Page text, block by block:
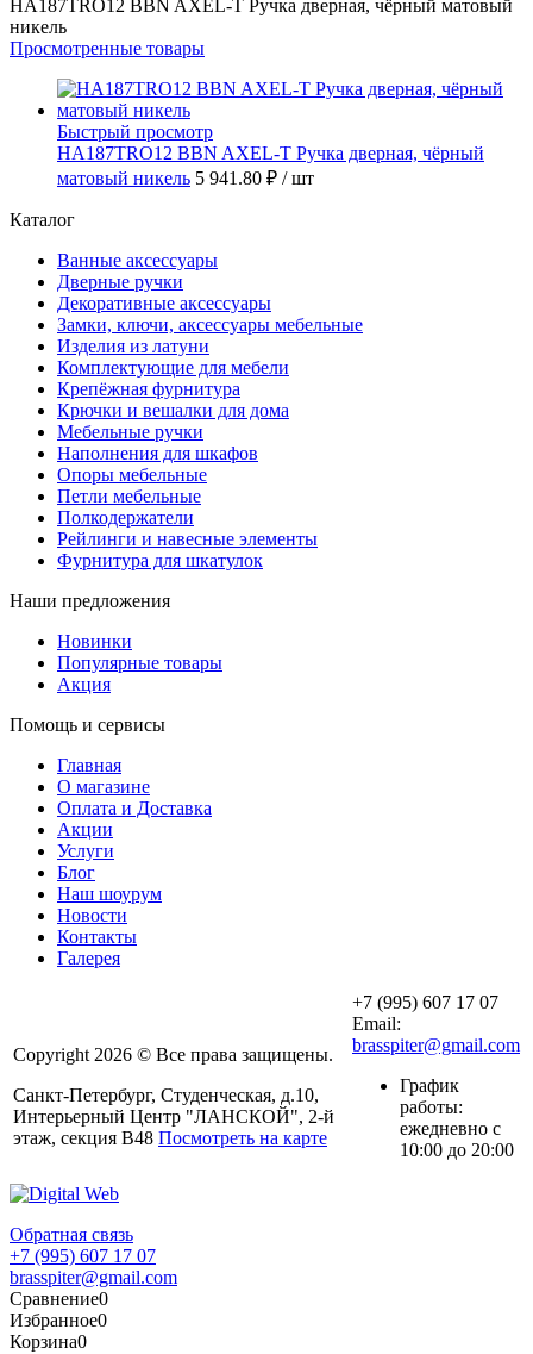
HA187TRO12 BBN AXEL-T Ручка дверная, чёрный матовый
никель
Просмотренные товары
Быстрый просмотр
HA187TRO12 BBN AXEL-T Ручка дверная, чёрный
матовый никель 5 941.80 ₽ / шт
Каталог
Ванные аксессуары
Дверные ручки
Декоративные аксессуары
Замки, ключи, аксессуары мебельные
Изделия из латуни
Комплектующие для мебели
Крепёжная фурнитура
Крючки и вешалки для дома
Мебельные ручки
Наполнения для шкафов
Опоры мебельные
Петли мебельные
Полкодержатели
Рейлинги и навесные элементы
Фурнитура для шкатулок
Наши предложения
Новинки
Популярные товары
Акция
Помощь и сервисы
Главная
О магазине
Оплата и Доставка
Акции
Услуги
Блог
Наш шоурум
Новости
Контакты
Галерея
Copyright 2026 © Все права защищены.
Санкт-Петербург, Студенческая, д.10,
Интерьерный Центр "ЛАНСКОЙ", 2-й
этаж, секция В48 Посмотреть на карте
+7 (995) 607 17 07
Email:
brasspiter@gmail.com
График
работы:
ежедневно с
10:00 до 20:00
Обратная связь
+7 (995) 607 17 07
brasspiter@gmail.com
Сравнение0
Избранное0
Корзина0